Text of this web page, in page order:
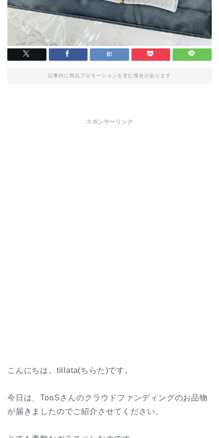
記事内に商品プロモーションを含む場合があります
スポンサーリンク
こんにちは。tillata(ちらた)です。
今日は、TooSさんのクラウドファンディングのお品物
が届きましたのでご紹介させてください。